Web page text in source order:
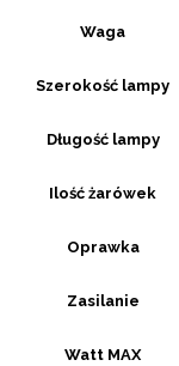
Waga
Szerokość lampy
Długość lampy
Ilość żarówek
Oprawka
Zasilanie
Watt MAX